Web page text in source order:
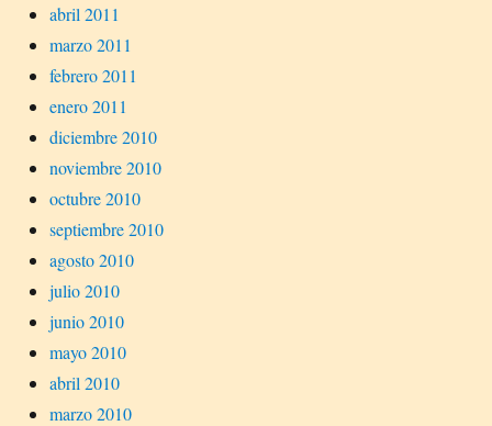
abril 2011
marzo 2011
febrero 2011
enero 2011
diciembre 2010
noviembre 2010
octubre 2010
septiembre 2010
agosto 2010
julio 2010
junio 2010
mayo 2010
abril 2010
marzo 2010